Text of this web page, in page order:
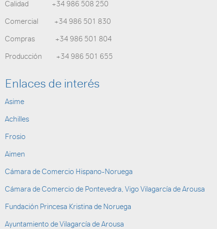
Calidad +34 986 508 250
Comercial +34 986 501 830
Compras +34 986 501 804
Producción +34 986 501 655
Enlaces de interés
Asime
Achilles
Frosio
Aimen
Cámara de Comercio Hispano-Noruega
Cámara de Comercio de Pontevedra, Vigo Vilagarcía de Arousa
Fundación Princesa Kristina de Noruega
Ayuntamiento de Vilagarcía de Arousa